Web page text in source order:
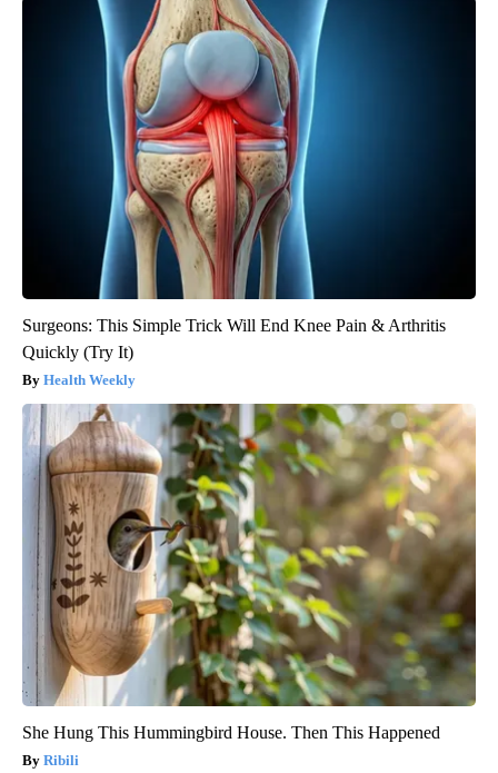
Surgeons: This Simple Trick Will End Knee Pain & Arthritis
Quickly (Try It)
Health Weekly
She Hung This Hummingbird House. Then This Happened
Ribili